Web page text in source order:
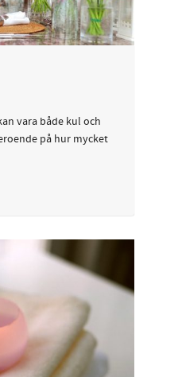
vara både kul och
på hur mycket